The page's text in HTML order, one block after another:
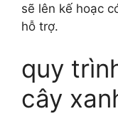
sẽ lên kế hoạc
hỗ trợ.
quy
cây